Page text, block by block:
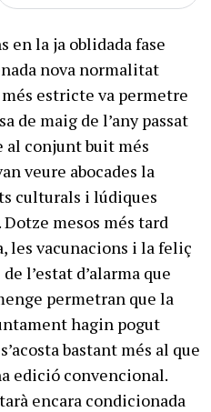
en la ja oblidada fase
nova normalitat
estricte va permetre
de maig de l’any passat
al conjunt buit més
veure abocades la
culturals i lúdiques
mesos més tard
les vacunacions i la feliç
l’estat d’alarma que
permetran que la
hagin pogut
bastant més al que
edició convencional.
encara condicionada